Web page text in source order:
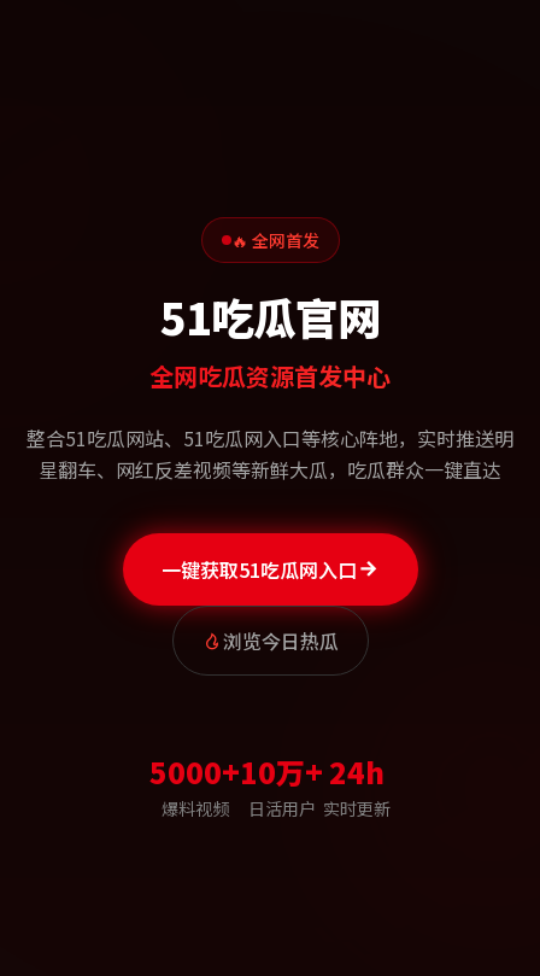
🔥 全网首发
51吃瓜官网
全网吃瓜资源首发中心
整合51吃瓜网站、51吃瓜网入口等核心阵地，实时推送明
星翻车、网红反差视频等新鲜大瓜，吃瓜群众一键直达
一键获取51吃瓜网入口
浏览今日热瓜
5000+
爆料视频
10万+
日活用户
24h
实时更新